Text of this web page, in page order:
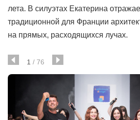
лета. В силуэтах Екатерина
традиционной для Франции
на прямых, расходящихся лучах.
1 / 76